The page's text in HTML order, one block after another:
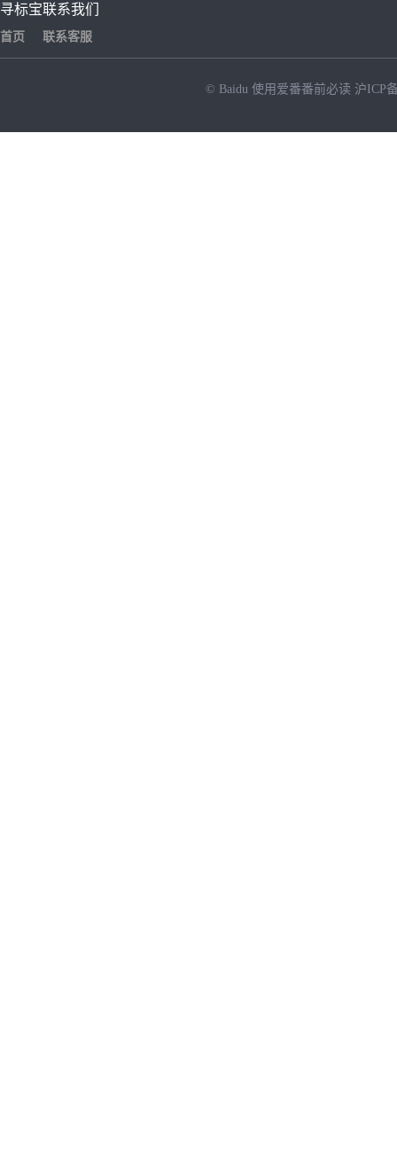
寻标宝
首页
联系我们
联系客服
© Baidu 使用爱番番前必读 沪ICP